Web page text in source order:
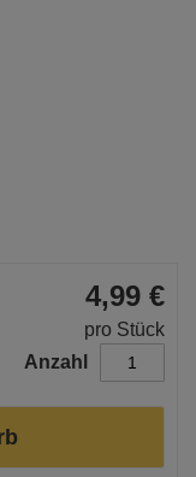
4,99 €
pro Stück
Anzahl